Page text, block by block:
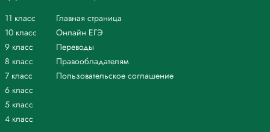
хозяйство, а также являются источником воды для населения.
Волга и её притоки являются важнейшими транспортными путями,
способствуя торговле и развитию экономики региона. Рыболовство
также имеет большое значение для сельских поселений вдоль
Волги.
Волга оказала глубокое влияние на культуру и традиции местного
населения. Она стала объектом поэтического вдохновения,
художественных произведений и песен, символизируя русскую
душу и историю.
11 класс
10 класс
9 класс
8 класс
7 класс
6 класс
5 класс
4 класс
Главная страница
Онлайн ЕГЭ
Переводы
Правообладателям
Пользовательское соглашение